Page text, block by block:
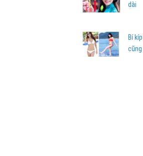
dài
Bí